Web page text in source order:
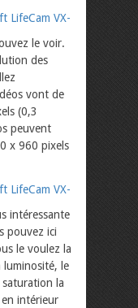
le voir.
des
vont de
(0,3
peuvent
x 960 pixels
intéressante
pouvez ici
le voulez la
luminosité, le
la
intérieur